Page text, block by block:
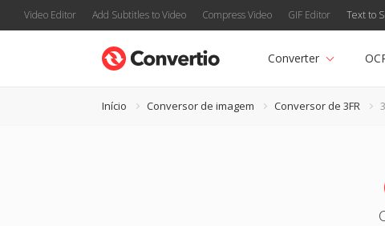
Video Editor Add Subtitles to Video Compress Video GIF Editor Text to
Converter
Início Conversor de imagem Conversor de 3FR